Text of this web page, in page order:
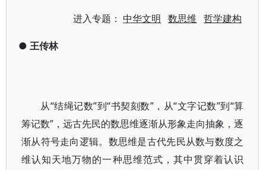
进入专题：中华文明 数思维 哲学建构
● 王传林
从“结绳记数”到“书契刻数”，从“文字记数”到“算
筹记数”，远古先民的数思维逐渐从形象走向抽象，逐
渐从符号走向逻辑。数思维是古代先民从数与数度之
维认知天地万物的一种思维范式，其中贯穿着认识